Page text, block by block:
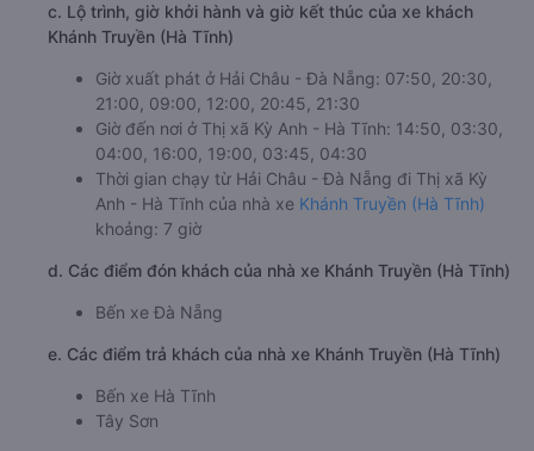
c. Lộ trình, giờ khởi hành và giờ kết thúc của xe khách
Khánh Truyền (Hà Tĩnh)
Giờ xuất phát ở Hải Châu - Đà Nẵng: 07:50, 20:30,
21:00, 09:00, 12:00, 20:45, 21:30
Giờ đến nơi ở Thị xã Kỳ Anh - Hà Tĩnh: 14:50, 03:30,
04:00, 16:00, 19:00, 03:45, 04:30
Thời gian chạy từ Hải Châu - Đà Nẵng đi Thị xã Kỳ
Anh - Hà Tĩnh của nhà xe Khánh Truyền (Hà Tĩnh)
khoảng: 7 giờ
d. Các điểm đón khách của nhà xe Khánh Truyền (Hà Tĩnh)
Bến xe Đà Nẵng
e. Các điểm trả khách của nhà xe Khánh Truyền (Hà Tĩnh)
Bến xe Hà Tĩnh
Tây Sơn